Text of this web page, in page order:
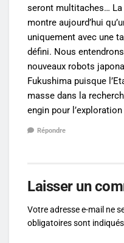
seront multitaches…
montre aujourd’hui
uniquement avec une
défini. Nous
nouveaux robots
Fukushima puisque
masse dans la
engin pour
Répondre
Laisser un
Votre adresse e-mail ne
obligatoires sont